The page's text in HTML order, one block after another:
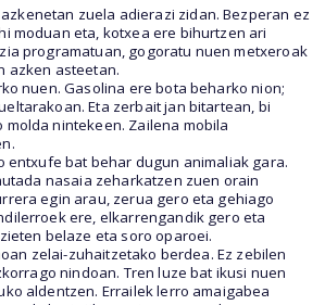
zuela adierazi zidan. Bezperan ez
moduan eta, kotxea ere bihurtzen ari
programatuan, gogoratu nuen metxeroak
azken asteetan.
nuen. Gasolina ere bota beharko nion;
Eta zerbait jan bitartean, bi
nintekeen. Zailena mobila
entxufe bat behar dugun animaliak gara.
nasaia zeharkatzen zuen orain
egin arau, zerua gero eta gehiago
ere, elkarrengandik gero eta
belaze eta soro oparoei.
zelai-zuhaitzetako berdea. Ez zebilen
nindoan. Tren luze bat ikusi nuen
aldentzen. Errailek lerro amaigabea